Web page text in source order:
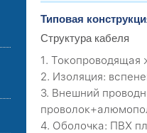
Типовая
Структура кабеля
1. Токопроводящая
2. Изоляция:
3. Внешний
4. Оболочка: ПВХ